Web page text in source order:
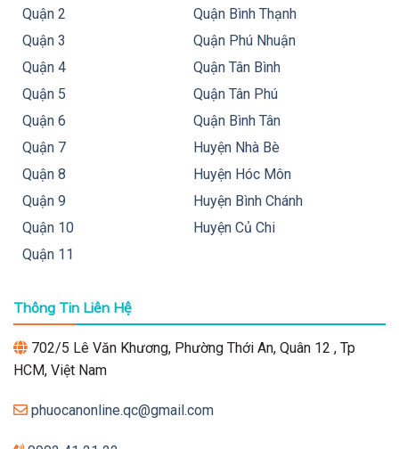
Quận 2
Quận 3
Quận 4
Quận 5
Quận 6
Quận 7
Quận 8
Quận 9
Quận 10
Quận 11
Quận Bình Thạnh
Quận Phú Nhuận
Quận Tân Bình
Quận Tân Phú
Quận Bình Tân
Huyện Nhà Bè
Huyện Hóc Môn
Huyện Bình Chánh
Huyện Củ Chi
Thông Tin Liên Hệ
702/5 Lê Văn Khương, Phường Thới An, Quân 12 , Tp
HCM, Việt Nam
phuocanonline.qc@gmail.com